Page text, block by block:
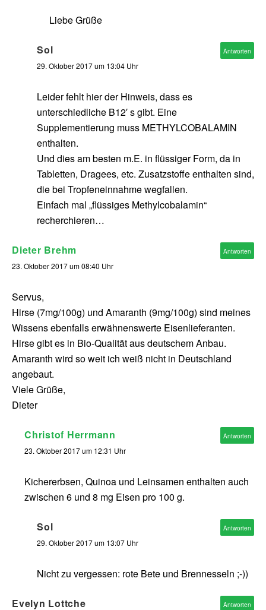
Liebe Grüße
Sol
29. Oktober 2017 um 13:04 Uhr
Leider fehlt hier der Hinweis, dass es
unterschiedliche B12′ s gibt. Eine
Supplementierung muss METHYLCOBALAMIN
enthalten.
Und dies am besten m.E. in flüssiger Form, da in
Tabletten, Dragees, etc. Zusatzstoffe enthalten sind,
die bei Tropfeneinnahme wegfallen.
Einfach mal „flüssiges Methylcobalamin“
recherchieren…
Antworten
Dieter Brehm
23. Oktober 2017 um 08:40 Uhr
Servus,
Hirse (7mg/100g) und Amaranth (9mg/100g) sind meines
Wissens ebenfalls erwähnenswerte Eisenlieferanten.
Hirse gibt es in Bio-Qualität aus deutschem Anbau.
Amaranth wird so weit ich weiß nicht in Deutschland
angebaut.
Viele Grüße,
Dieter
Antworten
Christof Herrmann
23. Oktober 2017 um 12:31 Uhr
Kichererbsen, Quinoa und Leinsamen enthalten auch
zwischen 6 und 8 mg Eisen pro 100 g.
Antworten
Sol
29. Oktober 2017 um 13:07 Uhr
Nicht zu vergessen: rote Bete und Brennesseln ;-))
Antworten
Evelyn Lottche Antworten